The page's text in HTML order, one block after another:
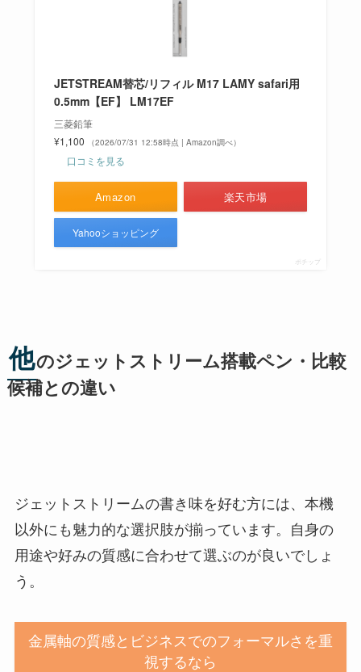
JETSTREAM替芯/リフィル M17 LAMY safari用
0.5mm【EF】 LM17EF
三菱鉛筆
¥1,100
（2026/07/31 12:58時点 | Amazon調べ）
口コミを見る
Amazon 楽天市場
Yahooショッピング
ポチップ
他のジェットストリーム搭載ペン・比較
候補との違い
ジェットストリームの書き味を好む方には、本機
以外にも魅力的な選択肢が揃っています。自身の
用途や好みの質感に合わせて選ぶのが良いでしょ
う。
金属軸の質感とビジネスでのフォーマルさを重
視するなら